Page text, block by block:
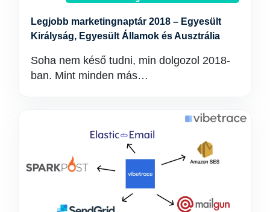
Legjobb marketingnaptár 2018 – Egyesült
Királyság, Egyesült Államok és Ausztrália
Soha nem késő tudni, min dolgozol 2018-
ban. Mint minden más…